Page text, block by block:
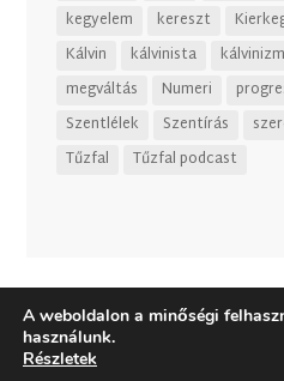
kegyelem
kereszt
Kálvin
kálvinista
megváltás
Numeri
Szentlélek
Szentírás
Tűzfal
Tűzfal podcast
A weboldalon a minőségi
használunk.
Részletek